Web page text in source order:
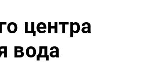
центра
вода